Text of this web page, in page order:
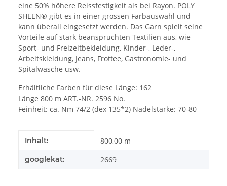
eine 50% höhere Reissfestigkeit als bei Rayon. POLY
SHEEN® gibt es in einer grossen Farbauswahl und
kann überall eingesetzt werden. Das Garn spielt seine
Vorteile auf stark beanspruchten Textilien aus, wie
Sport- und Freizeitbekleidung, Kinder-, Leder-,
Arbeitskleidung, Jeans, Frottee, Gastronomie- und
Spitalwäsche usw.
Erhältliche Farben für diese Länge: 162
Länge 800 m ART.-NR. 2596 No.
Feinheit: ca. Nm 74/2 (dex 135*2) Nadelstärke: 70-80
Produkteigenschaft
Wert
Inhalt: 800,00 m
googlekat: 2669